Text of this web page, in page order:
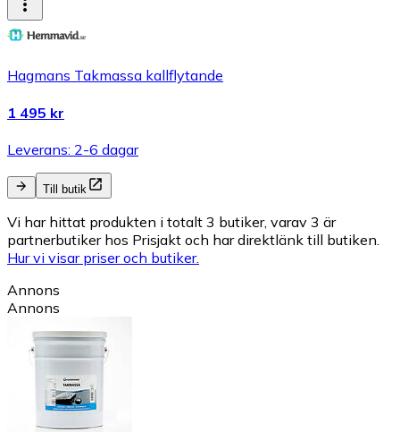
Hagmans Takmassa kallflytande
1 495 kr
Leverans: 2-6 dagar
Till butik
Vi har hittat produkten i totalt 3 butiker, varav 3 är
partnerbutiker hos Prisjakt och har direktlänk till butiken.
Hur vi visar priser och butiker.
Annons
Annons